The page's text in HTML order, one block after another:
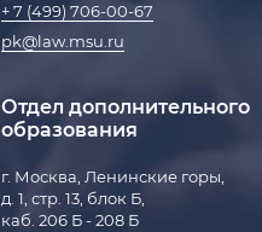
+ 7 (499) 706-00-67
pk@law.msu.ru
Отдел дополнительного
образования
г. Москва, Ленинские горы,
д. 1, стр. 13, блок Б,
каб. 206 Б - 208 Б